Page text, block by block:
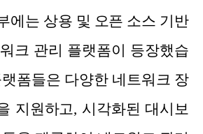
에는 상용 및 오픈 소스 기반
크 관리 플랫폼이 등장했습
폼들은 다양한 네트워크 장
지원하고, 시각화된 대시보